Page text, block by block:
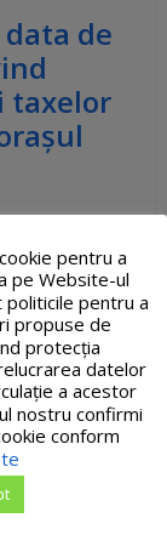
data de
taxelor
2026.pdf
Local
pentru a
pe Website-ul
politicile pentru a
propuse de
protecția
datelor
a acestor
nostru confirmi
conform